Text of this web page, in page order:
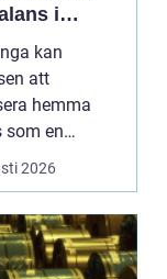
i
kan
att
hemma
som en
...
2026